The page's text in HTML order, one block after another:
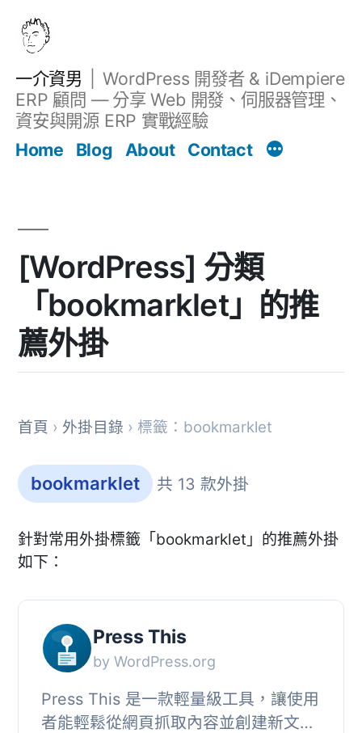
一介資男
WordPress 開發者 & iDempiere
ERP 顧問 — 分享 Web 開發、伺服器管理、
資安與開源 ERP 實戰經驗
Home
Blog About Contact
[WordPress] 分類
「bookmarklet」的推
薦外掛
首頁 › 外掛目錄 › 標籤：bookmarklet
bookmarklet 共 13 款外掛
針對常用外掛標籤「bookmarklet」的推薦外掛
如下：
Press This
by WordPress.org
Press This 是一款輕量級工具，讓使用
者能輕鬆從網頁抓取內容並創建新文
文章 Filter